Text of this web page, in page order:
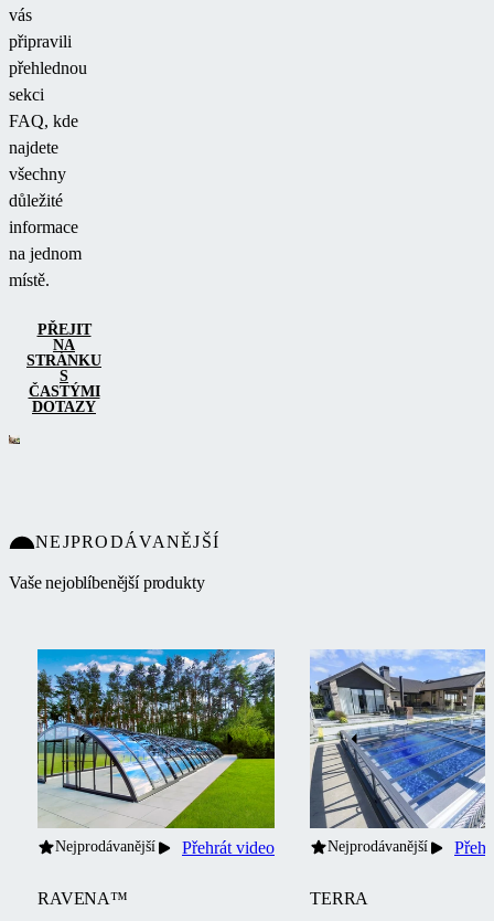
vás
připravili
přehlednou
sekci
FAQ, kde
najdete
všechny
důležité
informace
na jednom
místě.
PŘEJIT
NA
STRÁNKU
S
ČASTÝMI
DOTAZY
NEJPRODÁVANĚJŠÍ
Vaše nejoblíbenější produkty
Nejprodávanější
RAVENA™
Přehrát video Nejprodávanější
TERRA